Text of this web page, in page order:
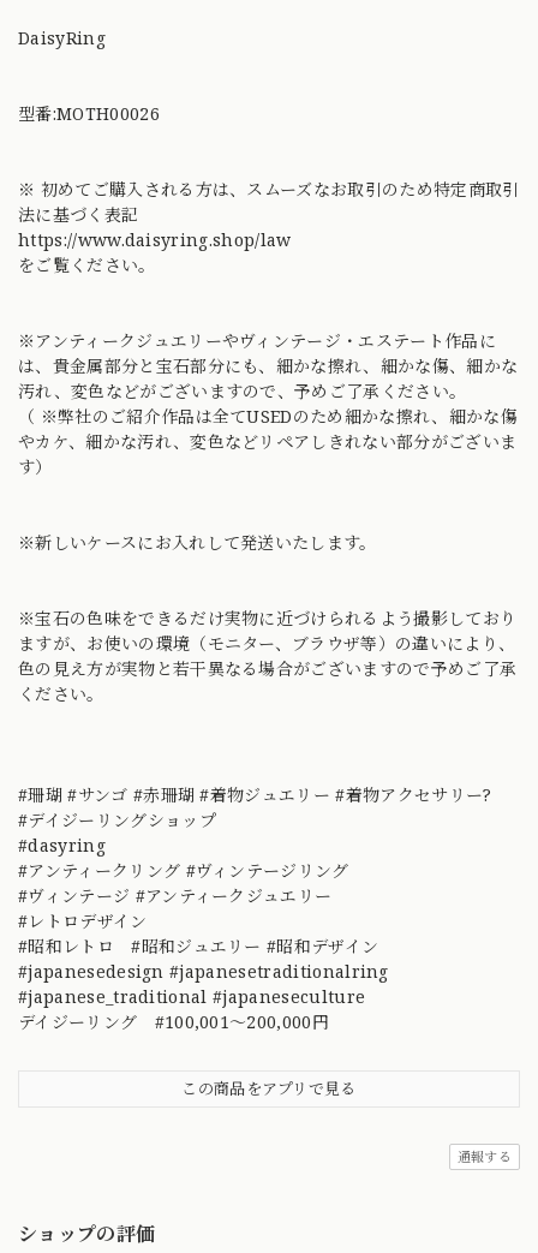
DaisyRing
型番:MOTH00026
※ 初めてご購入される方は、スムーズなお取引のため特定商取引
法に基づく表記
https://www.daisyring.shop/law
をご覧ください。
※アンティークジュエリーやヴィンテージ・エステート作品に
は、貴金属部分と宝石部分にも、細かな擦れ、細かな傷、細かな
汚れ、変色などがございますので、予めご了承ください。
（ ※弊社のご紹介作品は全てUSEDのため細かな擦れ、細かな傷
やカケ、細かな汚れ、変色などリペアしきれない部分がございま
す）
※新しいケースにお入れして発送いたします。
※宝石の色味をできるだけ実物に近づけられるよう撮影しており
ますが、お使いの環境（モニター、ブラウザ等）の違いにより、
色の見え方が実物と若干異なる場合がございますので予めご了承
ください。
#珊瑚 #サンゴ #赤珊瑚 #着物ジュエリー #着物アクセサリー?
#デイジーリングショップ
#dasyring
#アンティークリング #ヴィンテージリング
#ヴィンテージ #アンティークジュエリー
#レトロデザイン
#昭和レトロ #昭和ジュエリー #昭和デザイン
#japanesedesign #japanesetraditionalring
#japanese_traditional #japaneseculture
デイジーリング #100,001～200,000円
この商品をアプリで見る
通報する
ショップの評価